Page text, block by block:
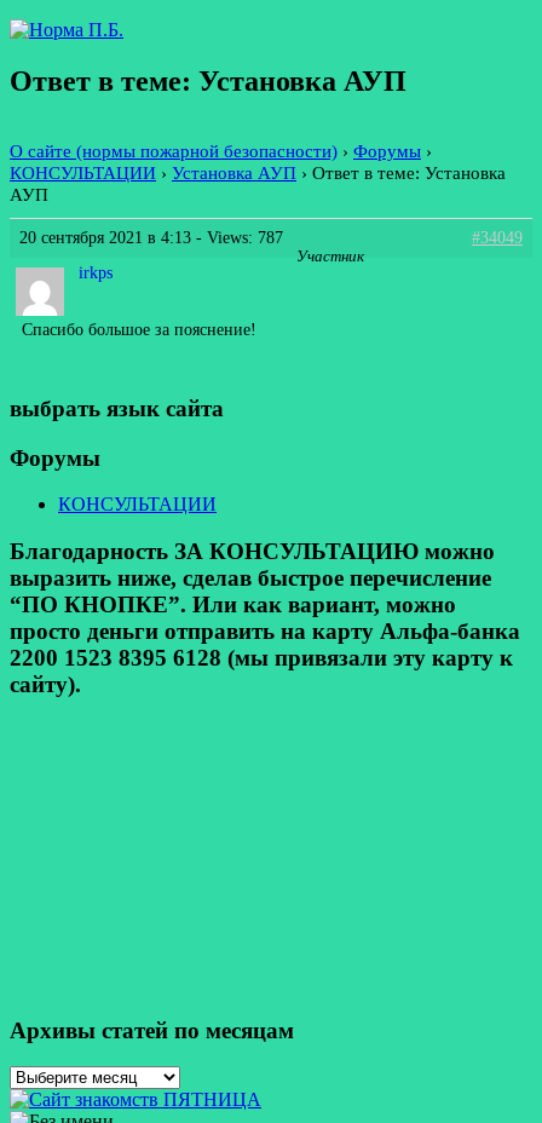
Ответ в теме: Установка АУП
О сайте (нормы пожарной безопасности) › Форумы ›
КОНСУЛЬТАЦИИ › Установка АУП › Ответ в теме: Установка
АУП
20 сентября 2021 в 4:13 - Views: 787
#34049
irkps
Участник
Спасибо большое за пояснение!
выбрать язык сайта
Форумы
КОНСУЛЬТАЦИИ
Благодарность ЗА КОНСУЛЬТАЦИЮ можно
выразить ниже, сделав быстрое перечисление
“ПО КНОПКЕ”. Или как вариант, можно
просто деньги отправить на карту Альфа-банка
2200 1523 8395 6128 (мы привязали эту карту к
сайту).
Архивы статей по месяцам
Архивы
статей